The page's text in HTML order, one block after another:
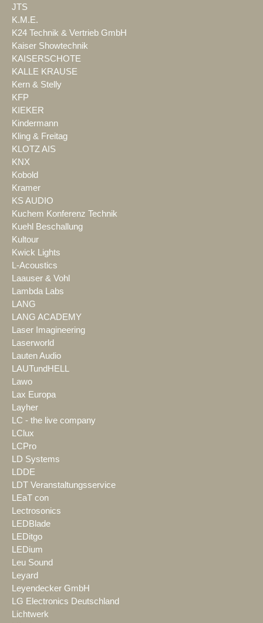
JTS
K.M.E.
K24 Technik & Vertrieb GmbH
Kaiser Showtechnik
KAISERSCHOTE
KALLE KRAUSE
Kern & Stelly
KFP
KIEKER
Kindermann
Kling & Freitag
KLOTZ AIS
KNX
Kobold
Kramer
KS AUDIO
Kuchem Konferenz Technik
Kuehl Beschallung
Kultour
Kwick Lights
L-Acoustics
Laauser & Vohl
Lambda Labs
LANG
LANG ACADEMY
Laser Imagineering
Laserworld
Lauten Audio
LAUTundHELL
Lawo
Lax Europa
Layher
LC - the live company
LClux
LCPro
LD Systems
LDDE
LDT Veranstaltungsservice
LEaT con
Lectrosonics
LEDBlade
LEDitgo
LEDium
Leu Sound
Leyard
Leyendecker GmbH
LG Electronics Deutschland
Lichtwerk